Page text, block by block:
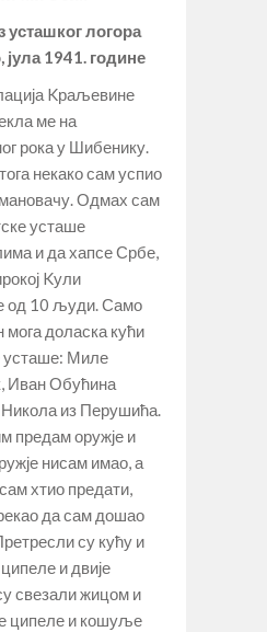
усташког логора
1941. године
Kраљевине
ме на
рока у Шибенику.
некако сам успио
Одмах сам
усташе
и да хапсе Србе,
Kули
од 10 људи. Само
мога доласка кући
усташе: Миле
Иван Обућина
из Перушића.
предам оружје и
нисам имао, а
хтио предати,
да сам дошао
су кућу и
и двије
свезали жицом и
ципеле и кошуље